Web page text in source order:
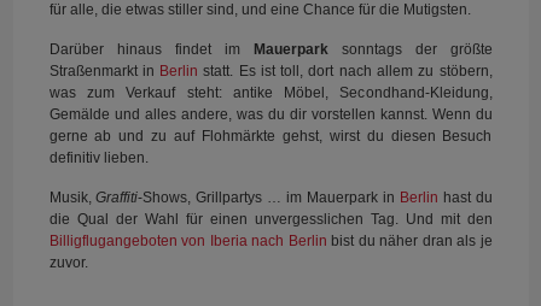
für alle, die etwas stiller sind, und eine Chance für die Mutigsten.
Darüber hinaus findet im Mauerparksonntags der größte
Straßenmarkt in Berlin statt. Es ist toll, dort nach allem zu stöbern,
was zum Verkauf steht: antike Möbel, Secondhand-Kleidung,
Gemälde und alles andere, was du dir vorstellen kannst. Wenn du
gerne ab und zu auf Flohmärkte gehst, wirst du diesen Besuch
definitiv lieben.
Musik,Graffiti-Shows, Grillpartys … im Mauerpark in Berlin hast du
die Qual der Wahl für einen unvergesslichen Tag. Und mit den
Billigflugangeboten von Iberia nach Berlin bist du näher dran als je
zuvor.